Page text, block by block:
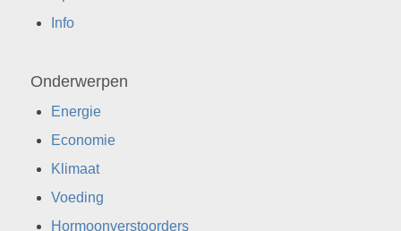
Info
Onderwerpen
Energie
Economie
Klimaat
Voeding
Hormoonverstoorders